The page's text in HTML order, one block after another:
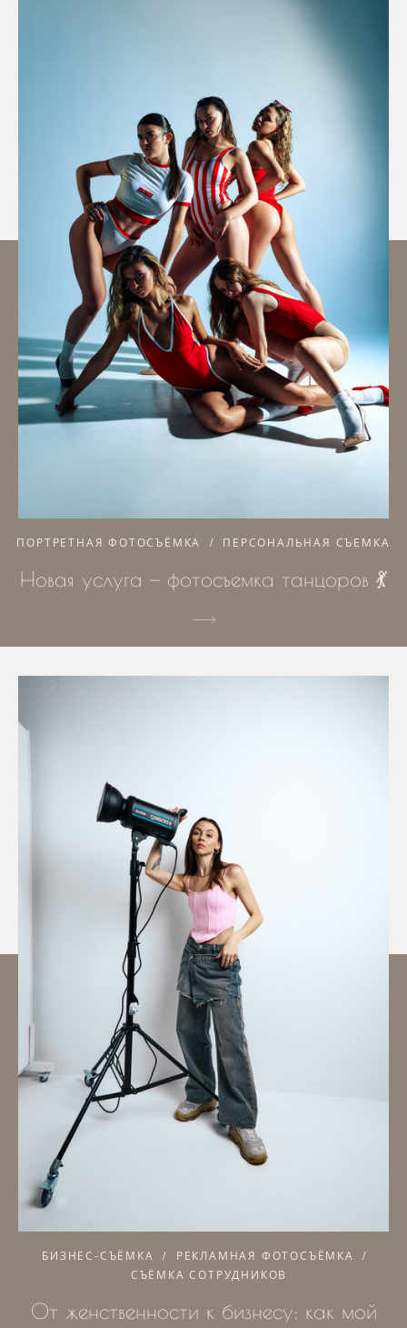
ПОРТРЕТНАЯ ФОТОСЪЁМКА ПЕРСОНАЛЬНАЯ СЪЕМКА
Новая услуга — фотосъемка танцоров 💃
БИЗНЕС-СЪЁМКА
РЕКЛАМНАЯ ФОТОСЪЁМКА
СЪЁМКА СОТРУДНИКОВ
От женственности к бизнесу: как мой